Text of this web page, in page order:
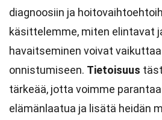
diagnoosiin ja
käsittelemme, miten elintavat
havaitseminen voivat
onnistumiseen. Tietoisuus
tärkeää, jotta voimme
elämänlaatua ja lisätä heidän